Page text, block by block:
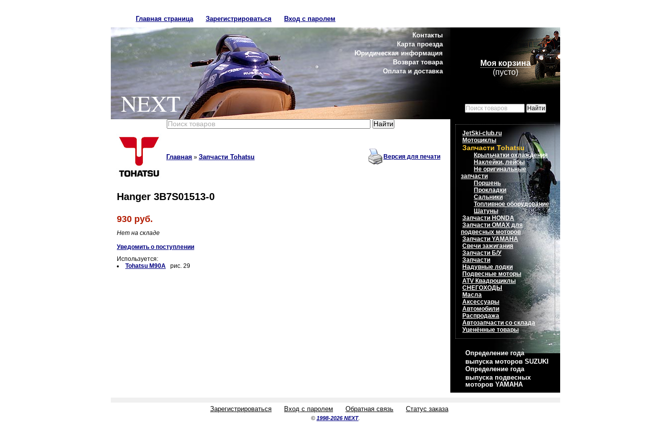
Главная страница Зарегистрироваться Вход с паролем
NEXT
Контакты
Карта проезда
Юридическая информация
Возврат товара
Оплата и доставка
Моя корзина
(пусто)
Главная » Запчасти Tohatsu Версия для печати
Hanger 3B7S01513-0
930 руб.
Нет на складе
Уведомить о поступлении
Используется:
Tohatsu M90A рис. 29
JetSki-club.ru
Мотоциклы
Запчасти Tohatsu
Крыльчатки охлаждения
Наклейки, лейбы
Не оригинальные
запчасти
Поршень
Прокладки
Сальники
Топливное оборудование
Шатуны
Запчасти HONDA
Запчасти OMAX для
подвесных моторов
Запчасти YAMAHA
Свечи зажигания
Запчасти Б/У
Запчасти
Надувные лодки
Подвесные моторы
ATV Квадроциклы
СНЕГОХОДЫ
Масла
Аксессуары
Автомобили
Распродажа
Автозапчасти со склада
Уценённые товары
Определение года
выпуска моторов SUZUKI
Определение года
выпуска подвесных
моторов YAMAHA
Зарегистрироваться Вход с паролем Обратная связь Статус заказа
© 1998-2026 NEXT.